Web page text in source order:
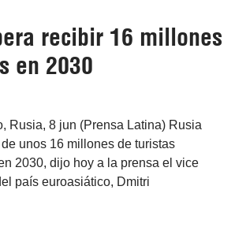
recibir 16 millones
en 2030
Rusia, 8 jun (Prensa Latina) Rusia
unos 16 millones de turistas
2030, dijo hoy a la prensa el vice
país euroasiático, Dmitri